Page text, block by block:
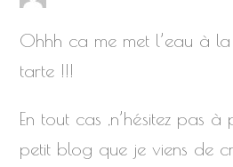
Ohhh ca me met l’eau à
tarte !!!
En tout cas ,n’hésitez pas à
petit blog que je viens de